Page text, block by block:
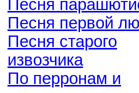
Песня
Песня первой
Песня старого
извозчика
По перронам и